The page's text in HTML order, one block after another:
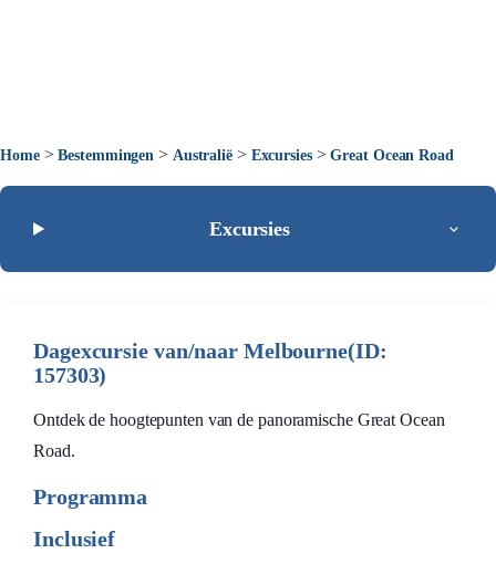
Home>Bestemmingen > Australië> Excursies>Great Ocean Road
Excursies
Dagexcursie van/naar Melbourne(ID:
157303)
Ontdek de hoogtepunten van de panoramische Great Ocean
Road.
Programma
Inclusief